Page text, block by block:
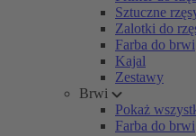
Sztuczne
Zalotki do
Farba do brwi
Kajal
Zestawy
Brwi
Pokaż
Farba do brwi